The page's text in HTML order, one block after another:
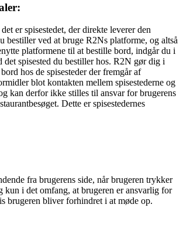
er spisestedet, der direkte leverer den
bestiller ved at bruge R2Ns platforme, og altså
platformene til at bestille bord, indgår du i
det spisested du bestiller hos. R2N gør dig i
hos de spisesteder der fremgår af
blot kontakten mellem spisestederne og
kan derfor ikke stilles til ansvar for brugerens
Dette er spisestedernes
fra brugerens side, når brugeren trykker
kun i det omfang, at brugeren er ansvarlig for
brugeren bliver forhindret i at møde op.